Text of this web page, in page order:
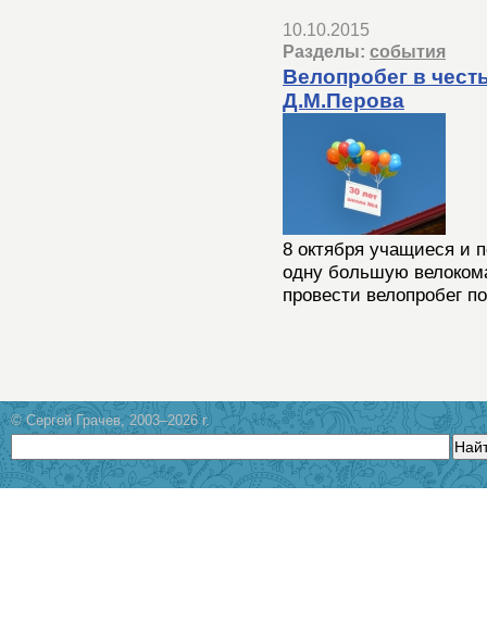
10.10.2015
Разделы: события
Велопробег в
Д.М.Перова
8 октября учащиеся и
одну большую
провести велопробег
© Сергей Грачев, 2003–2026 г.